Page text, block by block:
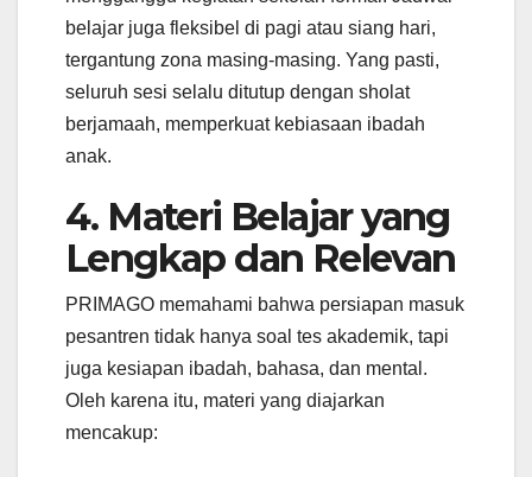
belajar juga fleksibel di pagi atau siang hari,
tergantung zona masing-masing. Yang pasti,
seluruh sesi selalu ditutup dengan sholat
berjamaah, memperkuat kebiasaan ibadah
anak.
4. Materi Belajar yang
Lengkap dan Relevan
PRIMAGO memahami bahwa persiapan masuk
pesantren tidak hanya soal tes akademik, tapi
juga kesiapan ibadah, bahasa, dan mental.
Oleh karena itu, materi yang diajarkan
mencakup: